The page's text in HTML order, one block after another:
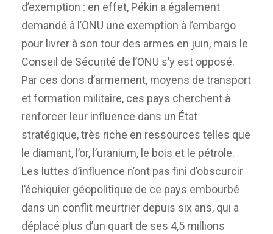
d’exemption : en effet, Pékin a également
demandé à l’ONU une exemption à l’embargo
pour livrer à son tour des armes en juin, mais le
Conseil de Sécurité de l’ONU s’y est opposé.
Par ces dons d’armement, moyens de transport
et formation militaire, ces pays cherchent à
renforcer leur influence dans un État
stratégique, très riche en ressources telles que
le diamant, l’or, l’uranium, le bois et le pétrole.
Les luttes d’influence n’ont pas fini d’obscurcir
l’échiquier géopolitique de ce pays embourbé
dans un conflit meurtrier depuis six ans, qui a
déplacé plus d’un quart de ses 4,5 millions